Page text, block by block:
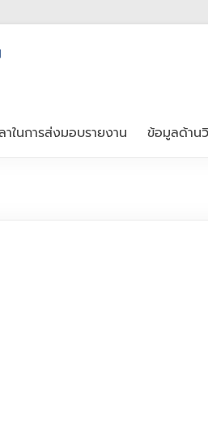
าในการส่งมอบรายงาน ข้อมูลด้าน